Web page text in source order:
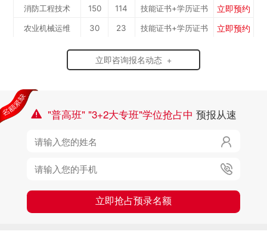
消防工程技术 150 114 技能证书+学历证书 立即预约
农业机械运维 30 23 技能证书+学历证书 立即预约
通信运营服务 30 23 技能证书+学历证书
计算机应用与维修 50 38 技能证书+学历证书
幼儿教育
轨道交通车辆运检 立即预约
新能源汽车技术 150 立即预约
公路施工与养护 30 立即预约
立即咨询报名动态 +
 "普高班" "3+2大专班"学位抢占中 预报从速


立即抢占预录名额